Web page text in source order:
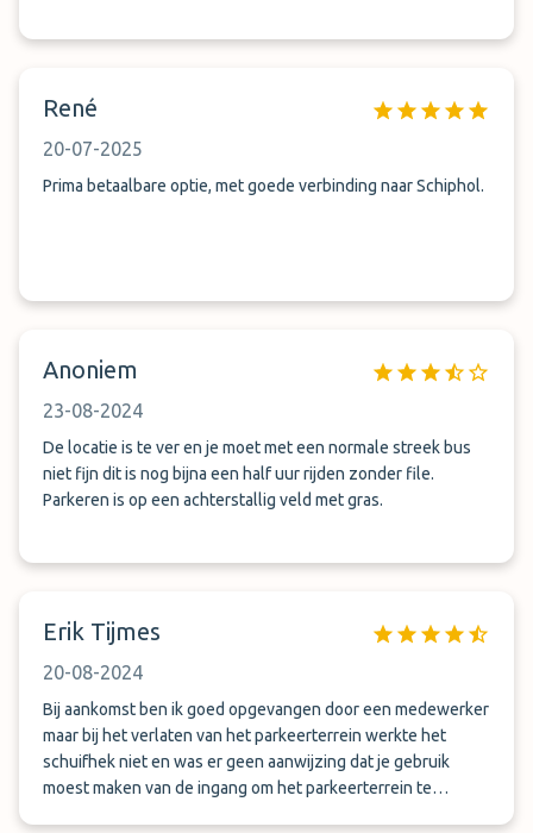
René
20-07-2025
Prima betaalbare optie, met goede verbinding naar Schiphol.
Anoniem
23-08-2024
De locatie is te ver en je moet met een normale streek bus
niet fijn dit is nog bijna een half uur rijden zonder file.
Parkeren is op een achterstallig veld met gras.
Erik Tijmes
20-08-2024
Bij aankomst ben ik goed opgevangen door een medewerker
maar bij het verlaten van het parkeerterrein werkte het
schuifhek niet en was er geen aanwijzing dat je gebruik
moest maken van de ingang om het parkeerterrein te